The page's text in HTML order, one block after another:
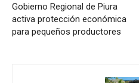
Gobierno Regional de Piura
activa protección económica
para pequeños productores